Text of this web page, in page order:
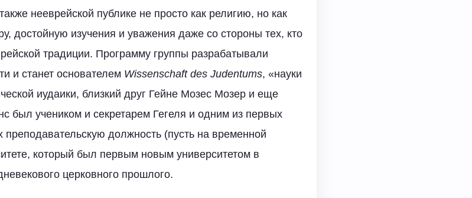
нееврейской публике не просто как религию, но как
достойную изучения и уважения даже со стороны тех, кто
традиции. Программу группы разрабатывали
и станет основателем Wissenschaft des Judentums, «науки
иудаики, близкий друг Гейне Мозес Мозер и еще
был учеником и секретарем Гегеля и одним из первых
должность (пусть на временной
который был первым новым университетом в
церковного прошлого.